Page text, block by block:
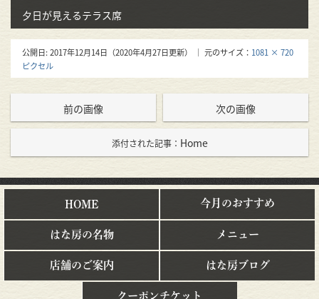
夕日が見えるテラス席
公開日:2017年12月14日 （2020年4月27日更新） ｜ 元のサイズ： 1081 × 720
ピクセル
前の画像 次の画像
添付された記事： Home
HOME 今月のおすすめ
はな房の名物 メニュー
店舗のご案内 はな房ブログ
クーポンチケット